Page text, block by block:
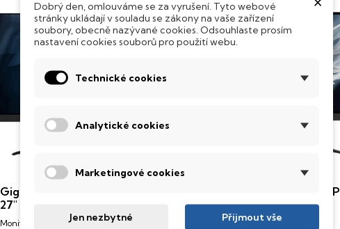
Rychlý náhled
Gigabyte AORUS FI27Q-X
27"
Monitor - 27" IPS WQHD displej
Rychlý náhled
Gigabyte AORUS FI27Q-P
27"
Monitor - 27" IPS WQHD displej
Dobrý den, omlouváme se za vyrušení. Tyto webové
stránky ukládají v souladu se zákony na vaše zařízení
soubory, obecně nazývané cookies. Odsouhlaste prosím
nastavení cookies souborů pro použití webu.
Technické cookies
Analytické cookies
Marketingové cookies
Jen nezbytné Přijmout vše